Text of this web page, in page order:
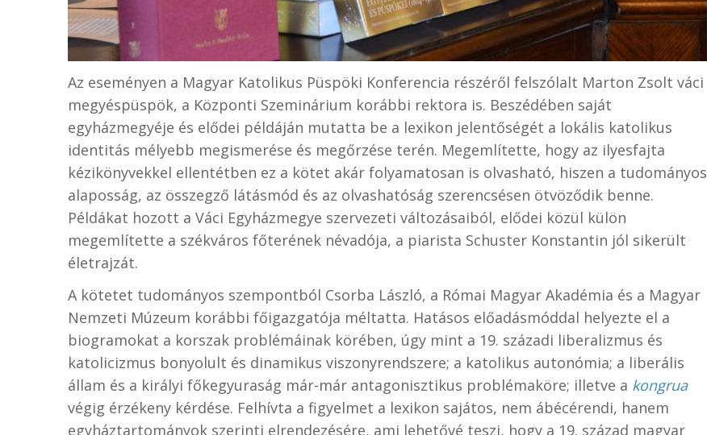
Az eseményen a Magyar Katolikus Püspöki Konferencia részéről felszólalt Marton Zsolt váci
megyéspüspök, a Központi Szeminárium korábbi rektora is. Beszédében saját
egyházmegyéje és elődei példáján mutatta be a lexikon jelentőségét a lokális katolikus
identitás mélyebb megismerése és megőrzése terén. Megemlítette, hogy az ilyesfajta
kézikönyvekkel ellentétben ez a kötet akár folyamatosan is olvasható, hiszen a tudományos
alaposság, az összegző látásmód és az olvashatóság szerencsésen ötvöződik benne.
Példákat hozott a Váci Egyházmegye szervezeti változásaiból, elődei közül külön
megemlítette a székváros főterének névadója, a piarista Schuster Konstantin jól sikerült
életrajzát.
A kötetet tudományos szempontból Csorba László, a Római Magyar Akadémia és a Magyar
Nemzeti Múzeum korábbi főigazgatója méltatta. Hatásos előadásmóddal helyezte el a
biogramokat a korszak problémáinak körében, úgy mint a 19. századi liberalizmus és
katolicizmus bonyolult és dinamikus viszonyrendszere; a katolikus autonómia; a liberális
állam és a királyi főkegyuraság már-már antagonisztikus problémaköre; illetve a kongrua
végig érzékeny kérdése. Felhívta a figyelmet a lexikon sajátos, nem ábécérendi, hanem
egyháztartományok szerinti elrendezésére, ami lehetővé teszi, hogy a 19. század magyar